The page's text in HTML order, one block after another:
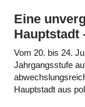
Eine
Hauptstadt
Vom 20. bis 24.
Jahrgangsstufe
Hauptstadt aus